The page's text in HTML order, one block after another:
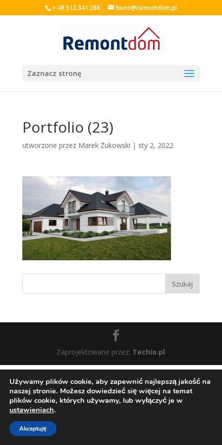
+ 48 512 341 288 biuro@remontdom.pl
Zaznacz stronę
Portfolio (23)
utworzone przez Marek Żukowski | sty 2, 2022
Zaprojektowane przez: Techio.pl
Używamy plików cookie, aby zapewnić najlepszą jakość na
naszej stronie. Możesz dowiedzieć się więcej na temat
plików cookie, których używamy, lub wyłączyć je w
ustawieniach.
Akceptuję